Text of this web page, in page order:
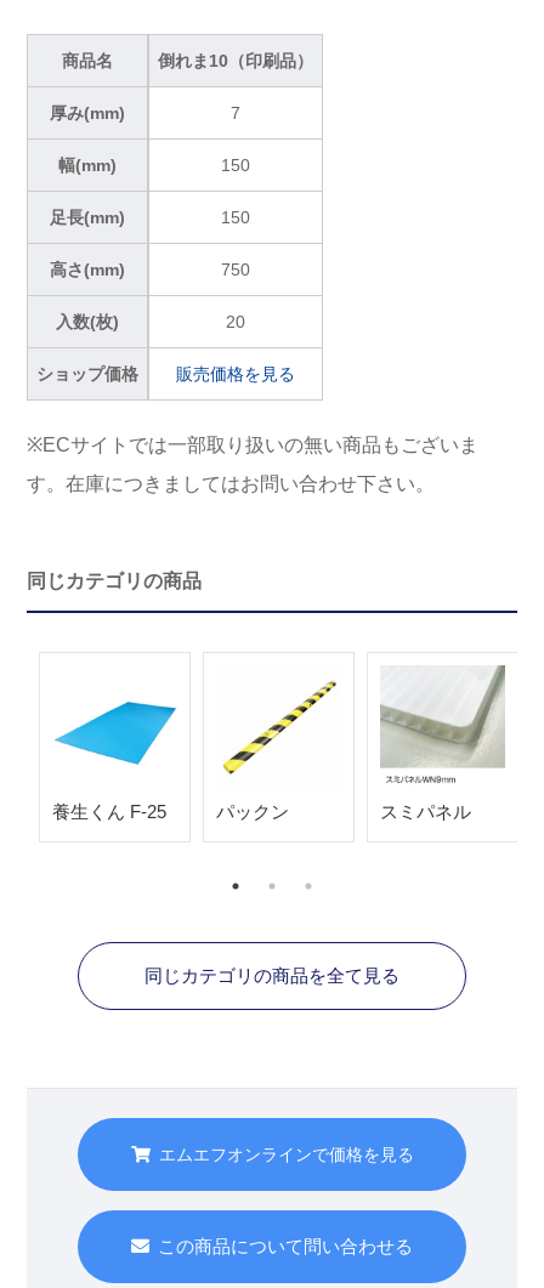
商品名
厚み(mm)
幅(mm)
足長(mm)
高さ(mm)
入数(枚)
ショップ価格
倒れま10（印刷品）
7
150
150
750
20
販売価格を見る
※ECサイトでは一部取り扱いの無い商品もございま
す。在庫につきましてはお問い合わせ下さい。
同じカテゴリの商品
養生くん F-25 パックン スミパネル
同じカテゴリの商品を全て見る
エムエフオンラインで価格を見る
この商品について問い合わせる